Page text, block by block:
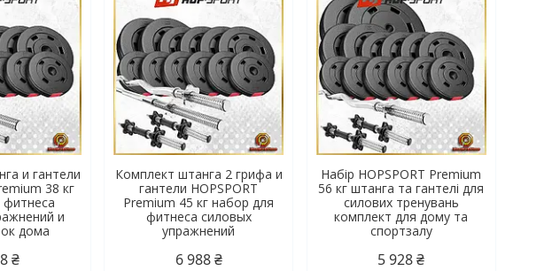
и гантели
38 кг
и
дома
₴
Комплект штанга 2 грифа и
гантели HOPSPORT
Premium 45 кг набор для
фитнеса силовых
упражнений
6 988 ₴
Набір HOPSPORT Premium
56 кг штанга та гантелі для
силових тренувань
комплект для дому та
спортзалу
5 928 ₴